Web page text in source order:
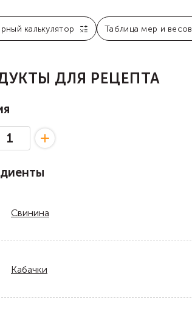
калькулятор Таблица мер и весов
ДЛЯ РЕЦЕПТА
Свинина
Кабачки